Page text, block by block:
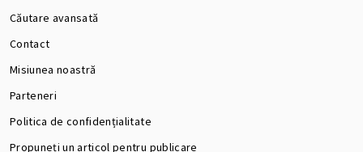
Căutare avansată
Contact
Misiunea noastră
Parteneri
Politica de confidențialitate
Propuneți un articol pentru publicare